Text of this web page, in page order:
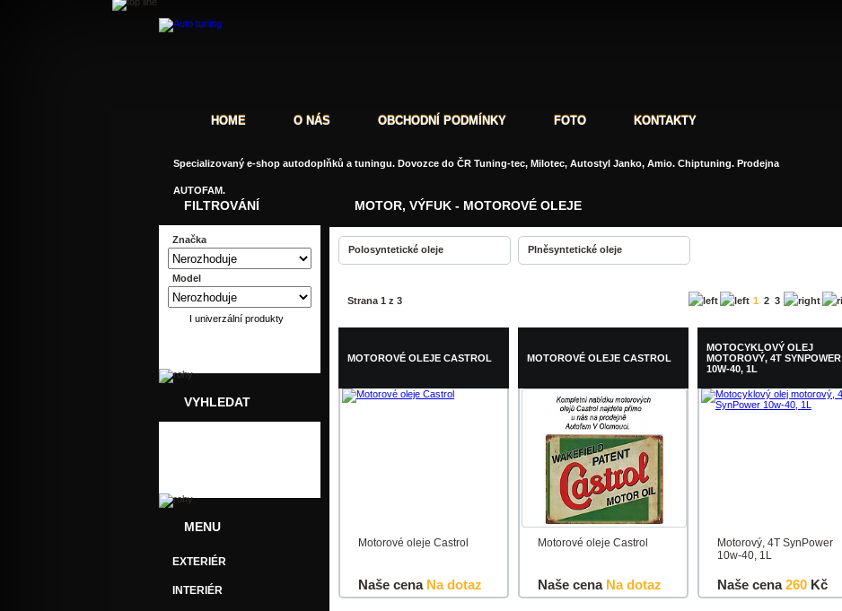
MOTOR, VÝFUK - MOTOROVÉ OLEJE
Polosyntetické oleje Plněsyntetické oleje
Strana 1 z 3 1 2 3
MOTOROVÉ OLEJE CASTROL
Motorové oleje Castrol
Naše cenaNa dotaz
MOTOROVÉ OLEJE CASTROL
Motorové oleje Castrol
Naše cenaNa dotaz
MOTOCYKLOVÝ OLEJ
MOTOROVÝ, 4T SYNPOWER
10W-40, 1L
Motorový, 4T SynPower
10w-40, 1L
Naše cena260 Kč
FILTROVÁNÍ
Značka
Model
I univerzální produkty
VYHLEDAT
MENU
EXTERIÉR
INTERIÉR
HOME O NÁS OBCHODNÍ PODMÍNKY FOTO KONTAKTY
Specializovaný e-shop autodoplňků a tuningu. Dovozce do ČR Tuning-tec, Milotec, Autostyl Janko, Amio. Chiptuning. Prodejna
AUTOFAM.